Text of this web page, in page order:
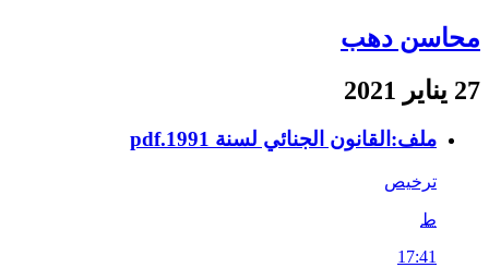
محاسن دهب
27 يناير 2021
ملف:القانون الجنائي لسنة 1991.pdf
ترخيص
ط
17:41